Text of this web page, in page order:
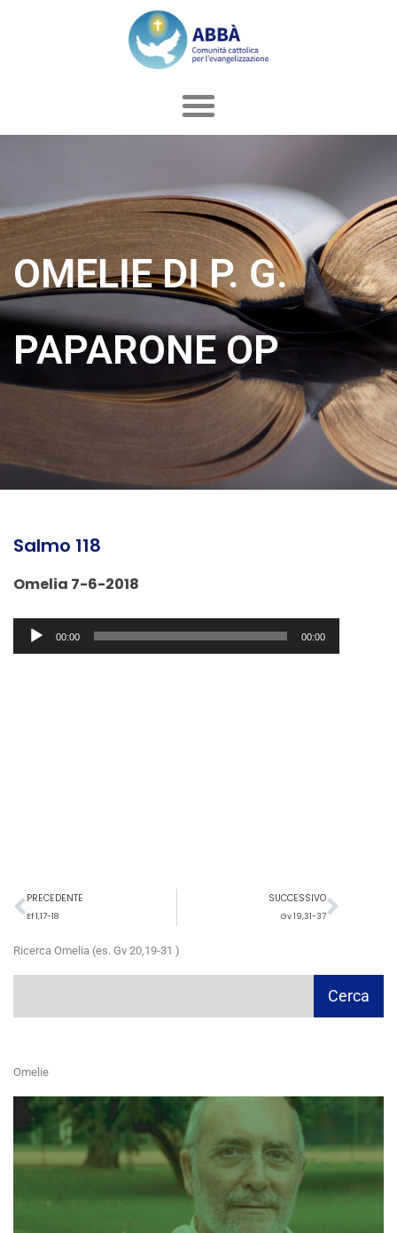
OMELIE DI P. G.
PAPARONE OP
Salmo 118
Omelia 7-6-2018
Audio
Player00:00 00:00
Precedente
PRECEDENTE
Ef 1,17-18
SUCCESSIVO
Gv 19,31-37
Ricerca Omelia (es. Gv 20,19-31 )
Cerca
Omelie